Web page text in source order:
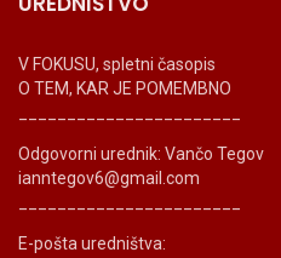
V FOKUSU, spletni časopis
O TEM, KAR JE POMEMBNO
Odgovorni urednik: Vančo Tegov
ianntegov6@gmail.com
E-pošta uredništva: